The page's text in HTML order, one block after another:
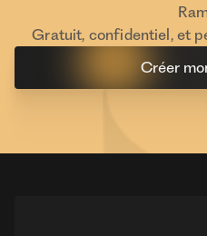
Gratuit, confidentiel, et
Créer